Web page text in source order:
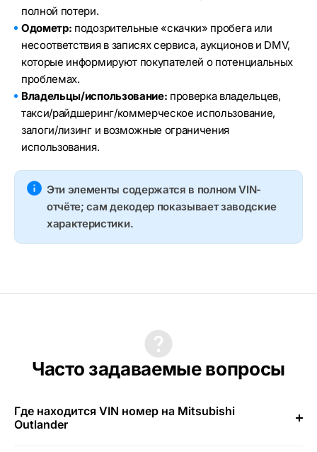
полной потери.
Одометр: подозрительные «скачки» пробега или
несоответствия в записях сервиса, аукционов и DMV,
которые информируют покупателей о потенциальных
проблемах.
Владельцы/использование: проверка владельцев,
такси/райдшеринг/коммерческое использование,
залоги/лизинг и возможные ограничения
использования.
Эти элементы содержатся в полном VIN-
отчёте; сам декодер показывает заводские
характеристики.
Часто задаваемые вопросы
Где находится VIN номер на Mitsubishi
Outlander